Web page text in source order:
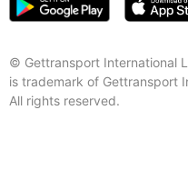
© Gettransport International
is trademark of Gettransport
All rights reserved.